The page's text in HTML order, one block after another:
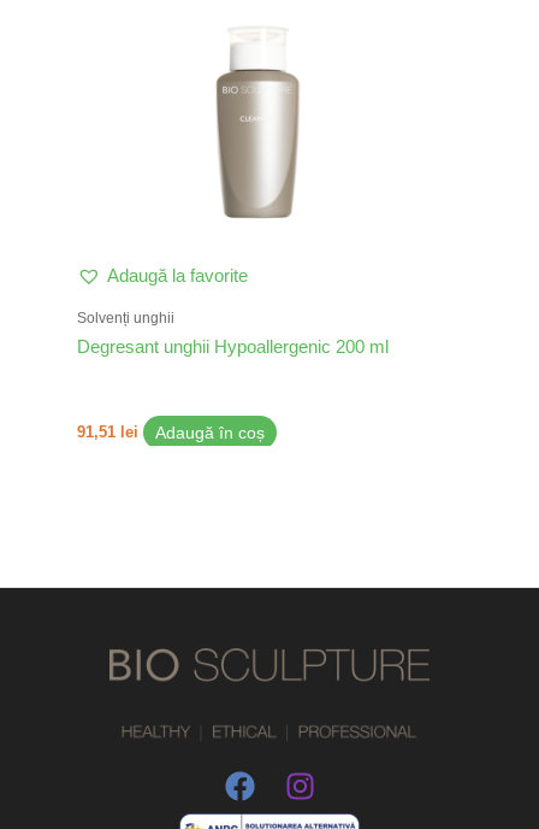
Adaugă la favorite
Solvenți unghii
Degresant unghii Hypoallergenic 200 ml
91,51 lei Adaugă în coș